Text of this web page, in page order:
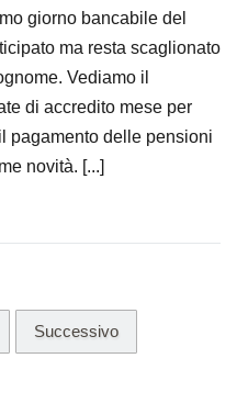
giorno bancabile del
ma resta scaglionato
Vediamo il
di accredito mese per
pagamento delle pensioni
novità. [...]
Successivo